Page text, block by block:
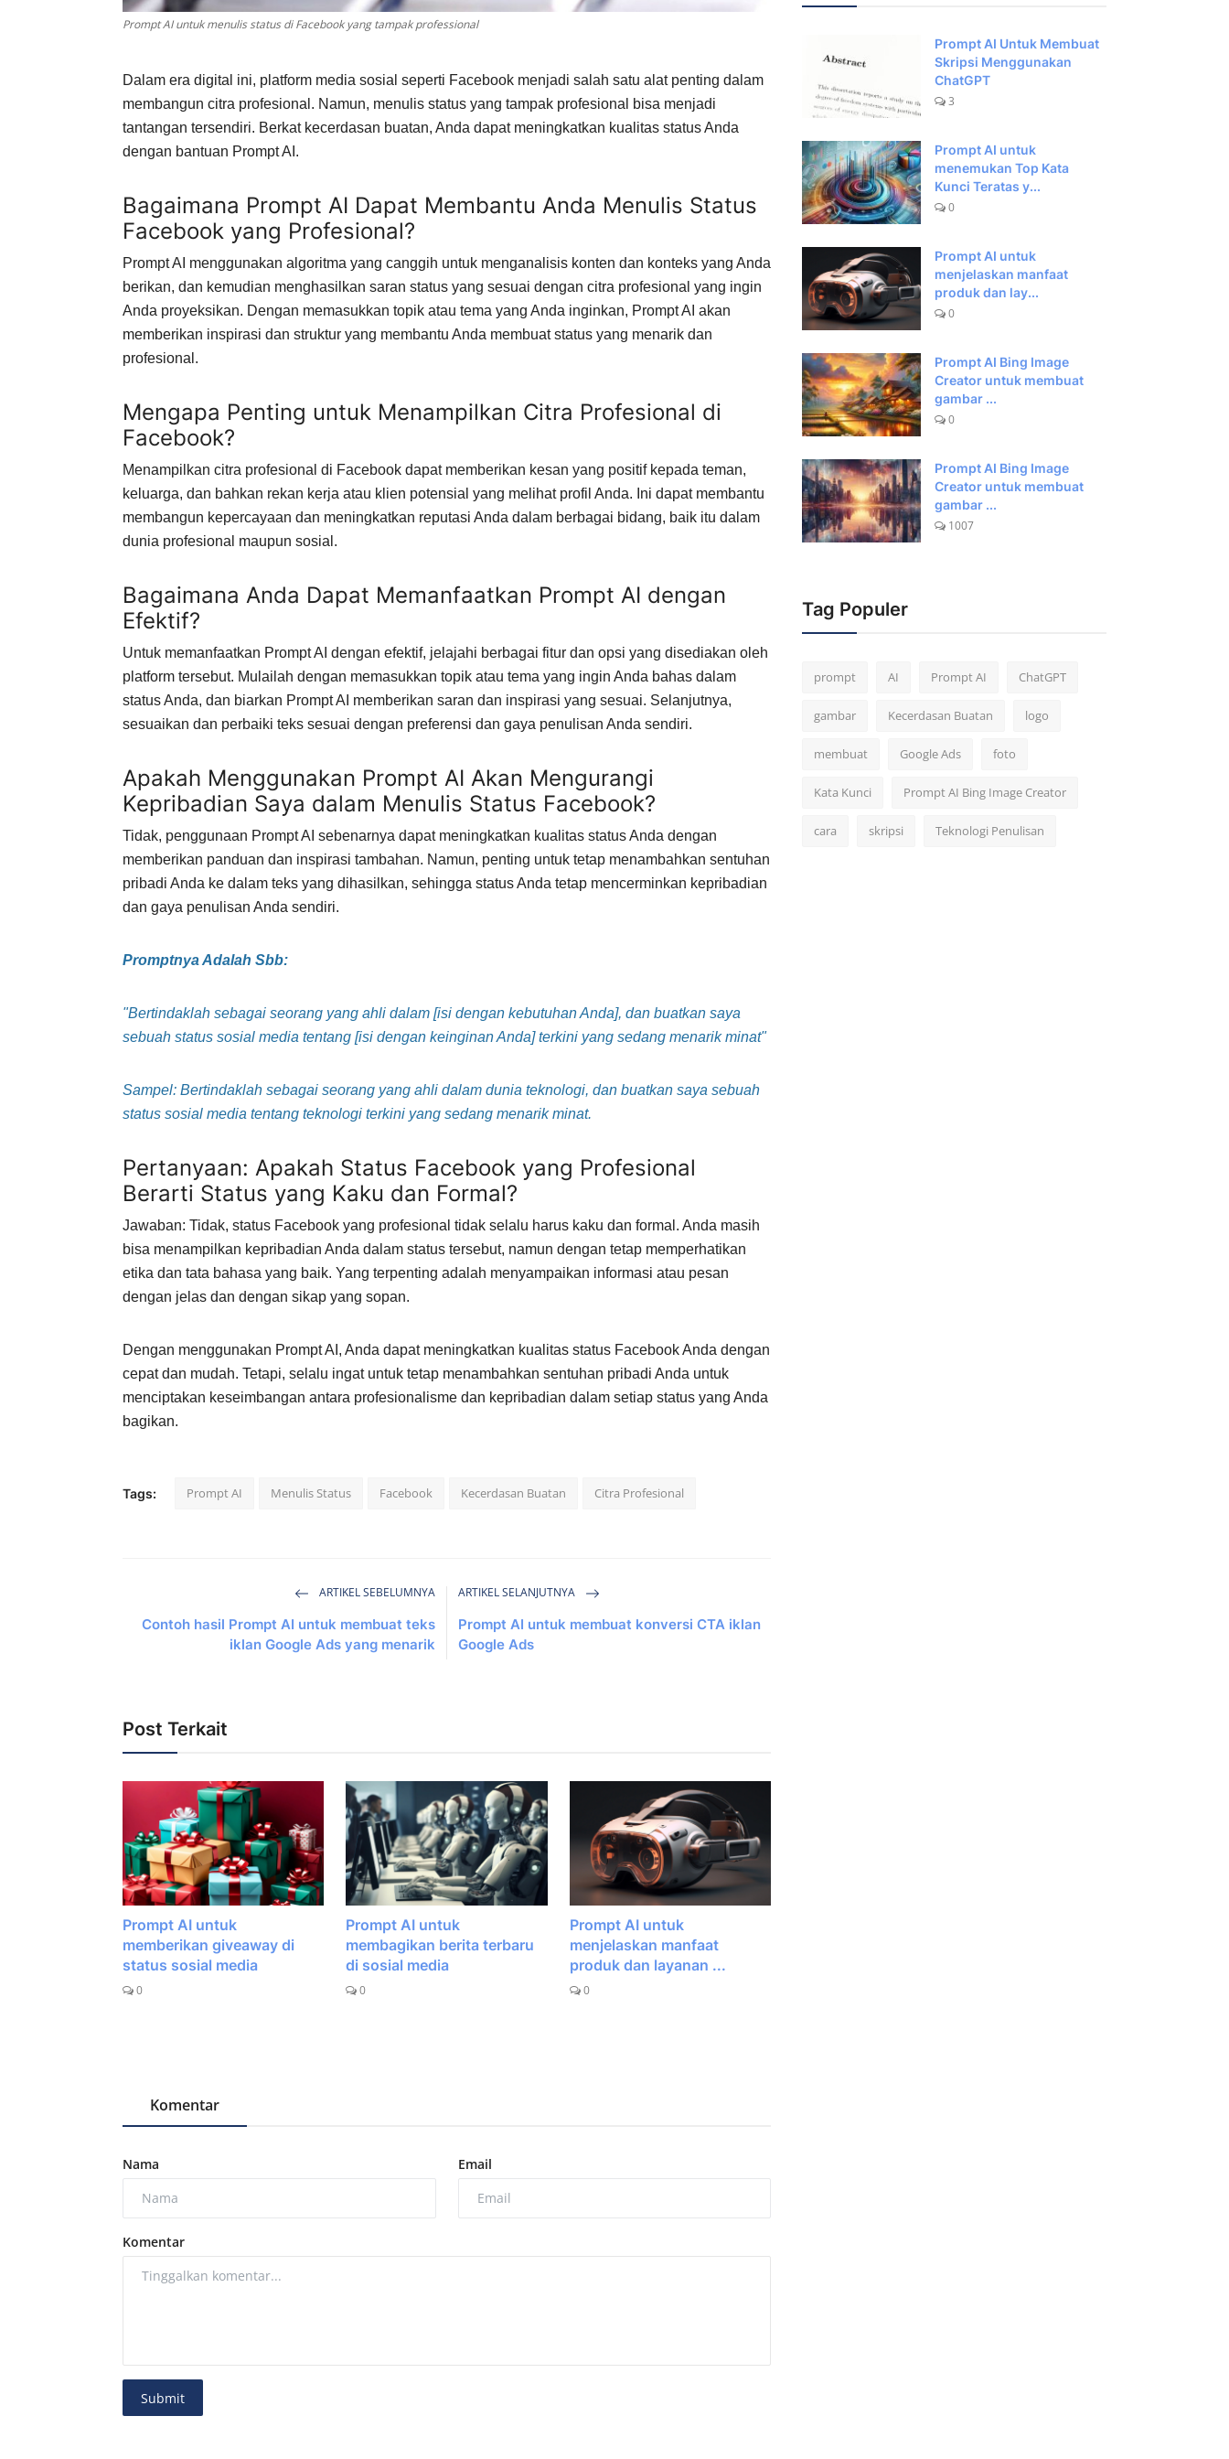
Prompt AI untuk menulis status di Facebook yang tampak professional
Dalam era digital ini, platform media sosial seperti Facebook menjadi salah satu alat penting dalam
membangun citra profesional. Namun, menulis status yang tampak profesional bisa menjadi
tantangan tersendiri. Berkat kecerdasan buatan, Anda dapat meningkatkan kualitas status Anda
dengan bantuan Prompt AI.
Bagaimana Prompt AI Dapat Membantu Anda Menulis Status
Facebook yang Profesional?
Prompt AI menggunakan algoritma yang canggih untuk menganalisis konten dan konteks yang Anda
berikan, dan kemudian menghasilkan saran status yang sesuai dengan citra profesional yang ingin
Anda proyeksikan. Dengan memasukkan topik atau tema yang Anda inginkan, Prompt AI akan
memberikan inspirasi dan struktur yang membantu Anda membuat status yang menarik dan
profesional.
Mengapa Penting untuk Menampilkan Citra Profesional di
Facebook?
Menampilkan citra profesional di Facebook dapat memberikan kesan yang positif kepada teman,
keluarga, dan bahkan rekan kerja atau klien potensial yang melihat profil Anda. Ini dapat membantu
membangun kepercayaan dan meningkatkan reputasi Anda dalam berbagai bidang, baik itu dalam
dunia profesional maupun sosial.
Bagaimana Anda Dapat Memanfaatkan Prompt AI dengan
Efektif?
Untuk memanfaatkan Prompt AI dengan efektif, jelajahi berbagai fitur dan opsi yang disediakan oleh
platform tersebut. Mulailah dengan memasukkan topik atau tema yang ingin Anda bahas dalam
status Anda, dan biarkan Prompt AI memberikan saran dan inspirasi yang sesuai. Selanjutnya,
sesuaikan dan perbaiki teks sesuai dengan preferensi dan gaya penulisan Anda sendiri.
Apakah Menggunakan Prompt AI Akan Mengurangi
Kepribadian Saya dalam Menulis Status Facebook?
Tidak, penggunaan Prompt AI sebenarnya dapat meningkatkan kualitas status Anda dengan
memberikan panduan dan inspirasi tambahan. Namun, penting untuk tetap menambahkan sentuhan
pribadi Anda ke dalam teks yang dihasilkan, sehingga status Anda tetap mencerminkan kepribadian
dan gaya penulisan Anda sendiri.
Promptnya Adalah Sbb:
"Bertindaklah sebagai seorang yang ahli dalam [isi dengan kebutuhan Anda], dan buatkan saya
sebuah status sosial media tentang [isi dengan keinginan Anda] terkini yang sedang menarik minat"
Sampel: Bertindaklah sebagai seorang yang ahli dalam dunia teknologi, dan buatkan saya sebuah
status sosial media tentang teknologi terkini yang sedang menarik minat.
Pertanyaan: Apakah Status Facebook yang Profesional
Berarti Status yang Kaku dan Formal?
Jawaban: Tidak, status Facebook yang profesional tidak selalu harus kaku dan formal. Anda masih
bisa menampilkan kepribadian Anda dalam status tersebut, namun dengan tetap memperhatikan
etika dan tata bahasa yang baik. Yang terpenting adalah menyampaikan informasi atau pesan
dengan jelas dan dengan sikap yang sopan.
Dengan menggunakan Prompt AI, Anda dapat meningkatkan kualitas status Facebook Anda dengan
cepat dan mudah. Tetapi, selalu ingat untuk tetap menambahkan sentuhan pribadi Anda untuk
menciptakan keseimbangan antara profesionalisme dan kepribadian dalam setiap status yang Anda
bagikan.
Tags: Prompt AI Menulis Status Facebook Kecerdasan Buatan Citra Profesional
ARTIKEL SEBELUMNYA
Contoh hasil Prompt AI untuk membuat teks
iklan Google Ads yang menarik
ARTIKEL SELANJUTNYA
Prompt AI untuk membuat konversi CTA iklan
Google Ads
Post Terkait
Prompt AI untuk
memberikan giveaway di
status sosial media
0
Prompt AI untuk
membagikan berita terbaru
di sosial media
0
Prompt AI untuk
menjelaskan manfaat
produk dan layanan ...
0
Komentar
Nama Email
Komentar
Submit
Prompt AI Untuk Membuat
Skripsi Menggunakan
ChatGPT
3
Prompt AI untuk
menemukan Top Kata
Kunci Teratas y...
0
Prompt AI untuk
menjelaskan manfaat
produk dan lay...
0
Prompt AI Bing Image
Creator untuk membuat
gambar ...
0
Prompt AI Bing Image
Creator untuk membuat
gambar ...
1007
Tag Populer
prompt AI Prompt AI ChatGPT
gambar Kecerdasan Buatan logo
membuat Google Ads foto
Kata Kunci Prompt AI Bing Image Creator
cara skripsi Teknologi Penulisan